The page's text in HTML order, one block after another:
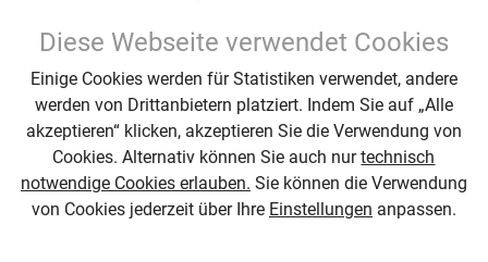
Diese Webseite verwendet Cookies
Einige Cookies werden für Statistiken verwendet, andere
werden von Drittanbietern platziert. Indem Sie auf „Alle
akzeptieren“ klicken, akzeptieren Sie die Verwendung von
Cookies. Alternativ können Sie auch nurtechnisch
notwendige Cookies erlauben. Sie können die Verwendung
von Cookies jederzeit über Ihre Einstellungen anpassen.
Ihr Kontakt zu uns
Wir sind für Sie erreichbar: Montags – Freitags
von 9 – 17 Uhr
DIE JOB-BÖRSE GMBH MÜNCHEN
Dietlindenstraße 15